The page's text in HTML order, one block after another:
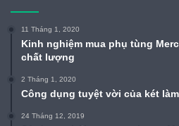
11 Tháng 1, 2020
Kinh nghiệm mua phụ tùng
chất lượng
2 Tháng 1, 2020
Công dụng tuyệt vời của két
24 Tháng 12, 2019